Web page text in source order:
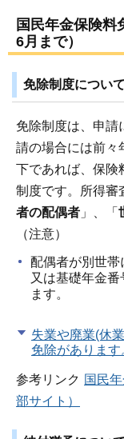
国民年金保険料
6月まで）
免除制度について
免除制度は、申請
請の場合には前々
下であれば、保
制度です。所得審
者の配偶者 」、「
（注意）
配偶者が別世帯
又は基礎年金
ます。
失業や廃業(休
免除があります
参考リンク 国民
部サイト）